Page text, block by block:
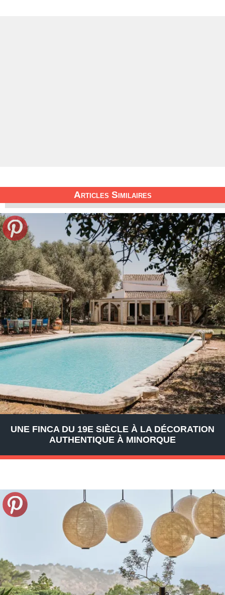
Articles Similaires
UNE FINCA DU 19E SIÈCLE À LA DÉCORATION
AUTHENTIQUE À MINORQUE